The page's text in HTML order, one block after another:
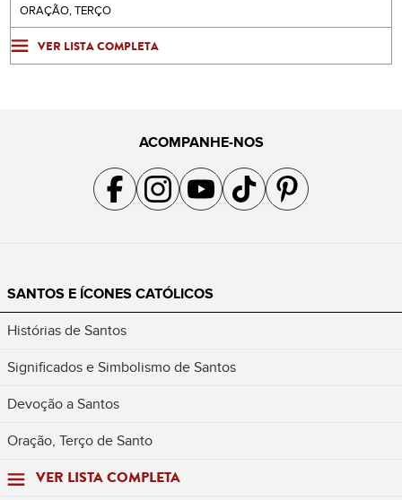
ORAÇÃO, TERÇO
VER LISTA COMPLETA
ACOMPANHE-NOS
Acompanhe a gente no Facebook
Acompanhe a gente no Instagram
Acompanhe a gente no YouTube
Acompanhe a gente no TikTok
Acompanhe a gente no
SANTOS E ÍCONES CATÓLICOS
Histórias de Santos
Significados e Simbolismo de Santos
Devoção a Santos
Oração, Terço de Santo
VER LISTA COMPLETA